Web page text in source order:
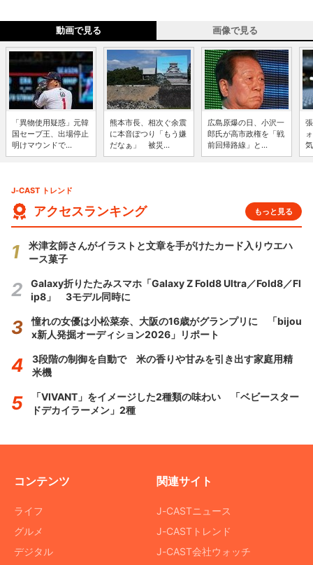
動画で見る 画像で見る
「異物使用疑惑」元韓
国セーブ王、出場停止
明けマウンドで...
熊本市長、相次ぐ余震
に本音ぽつり「もう嫌
だなぁ」 被災...
広島原爆の日、小沢一
郎氏が高市政権を「戦
前回帰路線」と...
J-CAST トレンド
アクセスランキング もっと見る
米津玄師さんがイラストと文章を手がけたカード入りウエハ
ース菓子
Galaxy折りたたみスマホ「Galaxy Z Fold8 Ultra／Fold8／Fl
ip8」 3モデル同時に
憧れの女優は小松菜奈、大阪の16歳がグランプリに 「bijou
x新人発掘オーディション2026」リポート
3段階の制御を自動で 米の香りや甘みを引き出す家庭用精
米機
「VIVANT」をイメージした2種類の味わい 「ベビースター
ドデカイラーメン」2種
コンテンツ
ライフ
グルメ
デジタル
関連サイト
J-CASTニュース
J-CASTトレンド
J-CAST会社ウォッチ